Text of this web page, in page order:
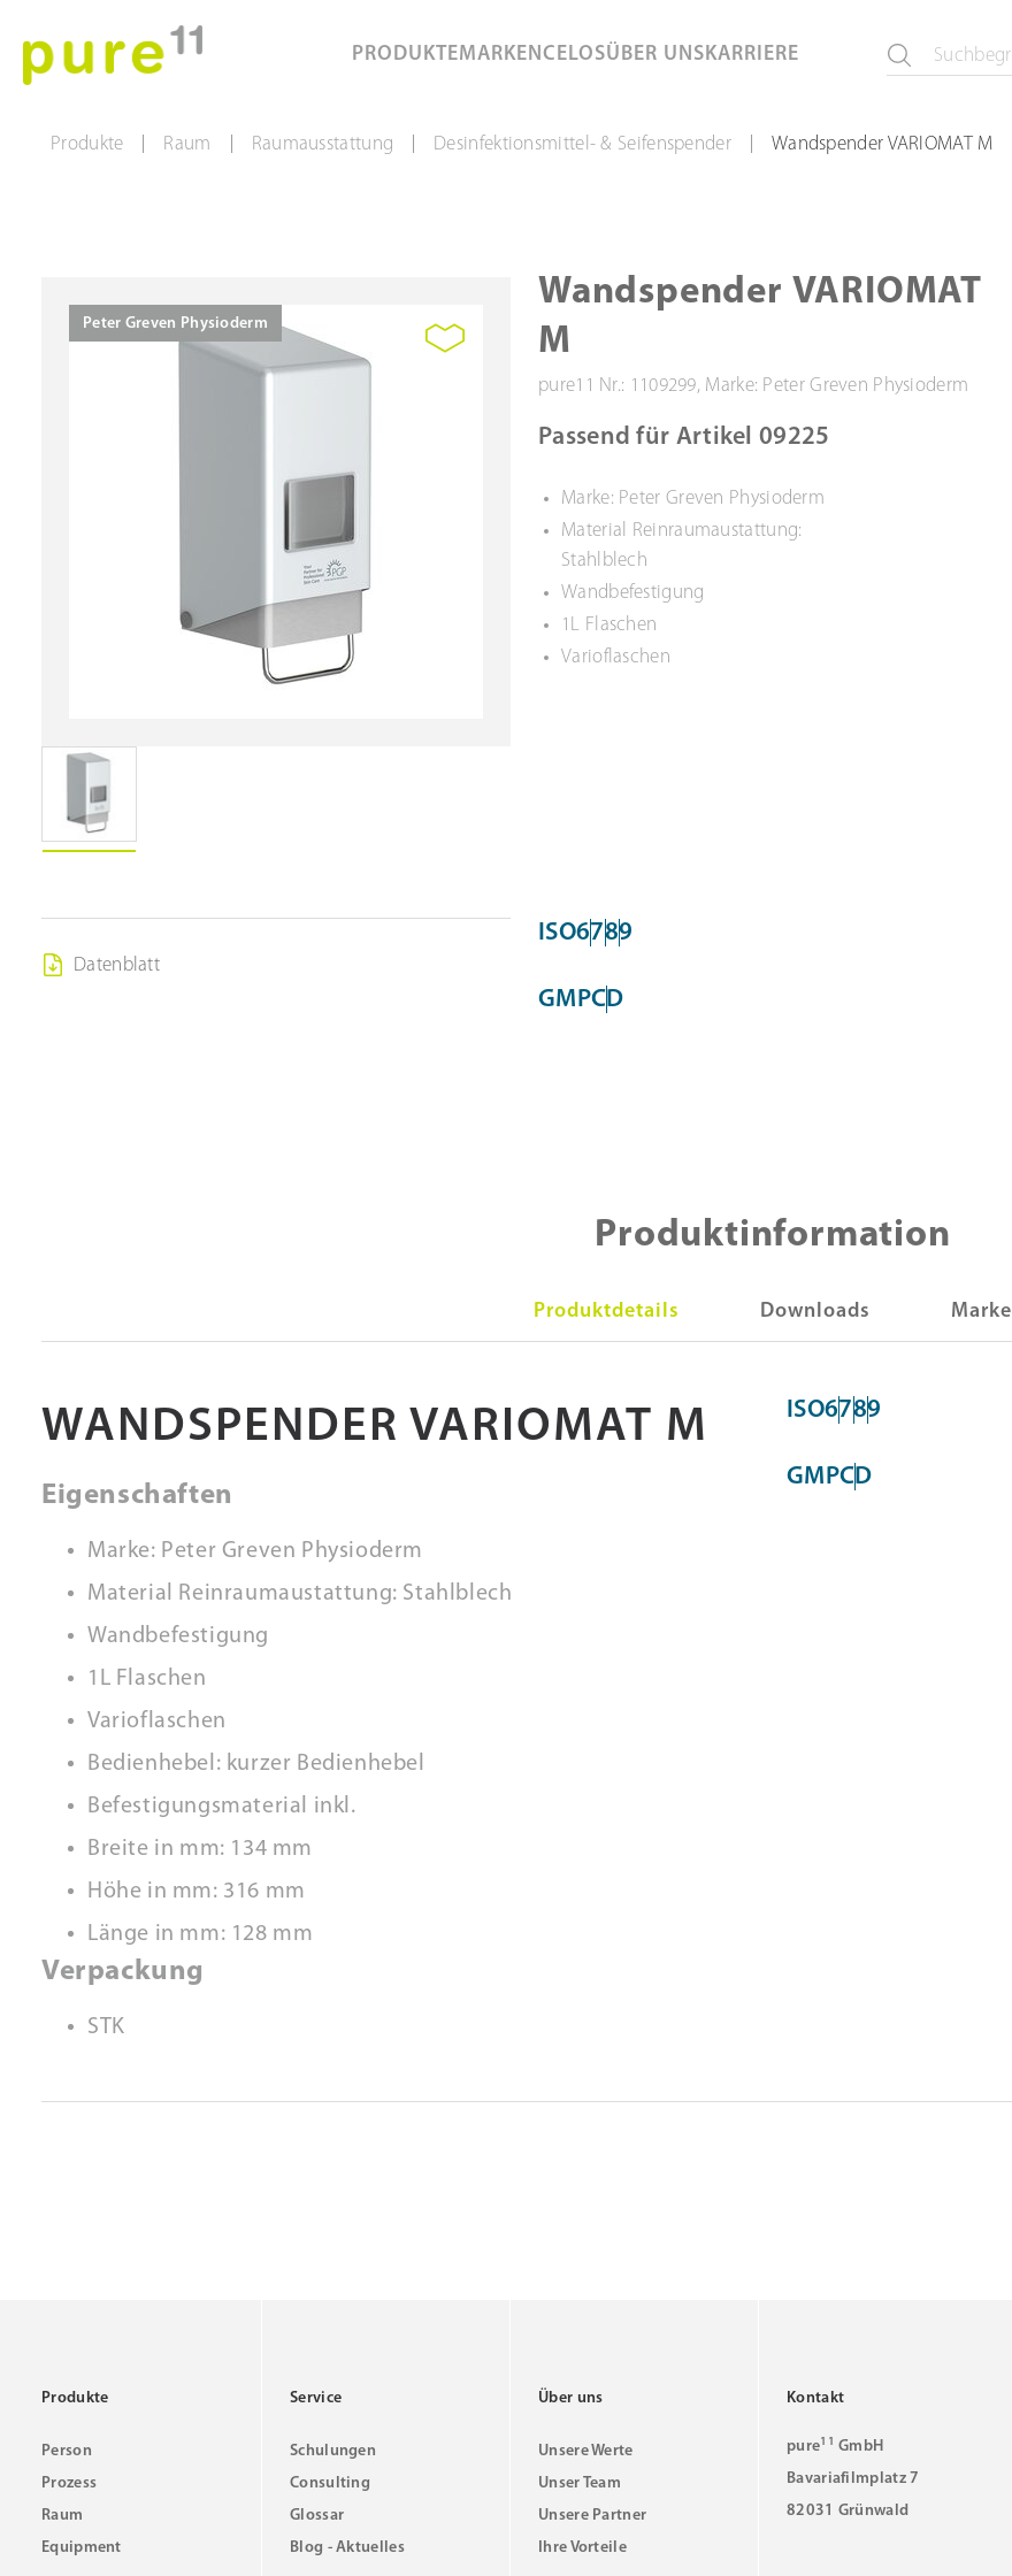
PRODUKTEMARKENCELOSÜBER UNS KARRIERE
Produkte Raum Raumausstattung Desinfektionsmittel- & Seifenspender Wandspender VARIOMAT M
Peter Greven Physioderm
Datenblatt
Wandspender VARIOMAT
M
pure11 Nr.: 1109299, Marke: Peter Greven Physioderm
Passend für Artikel 09225
Marke: Peter Greven Physioderm
Material Reinraumaustattung:
Stahlblech
Wandbefestigung
1L Flaschen
Varioflaschen
ISO6789
GMPCD
Produktinformation
Produktdetails Downloads Marke
WANDSPENDER VARIOMAT M
Eigenschaften
Marke: Peter Greven Physioderm
Material Reinraumaustattung: Stahlblech
Wandbefestigung
1L Flaschen
Varioflaschen
Bedienhebel: kurzer Bedienhebel
Befestigungsmaterial inkl.
Breite in mm: 134 mm
Höhe in mm: 316 mm
Länge in mm: 128 mm
Verpackung
STK
ISO6789
GMPCD
Produkte
Person
Prozess
Raum
Equipment
Service
Schulungen
Consulting
Glossar
Blog - Aktuelles
Über uns
Unsere Werte
Unser Team
Unsere Partner
Ihre Vorteile
Kontakt
pure11 GmbH
Bavariafilmplatz 7
82031 Grünwald